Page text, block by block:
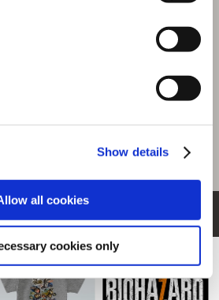
Show details
all cookies
cookies only
3,300円(税込)